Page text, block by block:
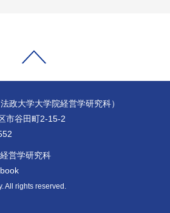
政大学大学院経営学研究科）
市谷田町2-15-2
営学研究科
All rights reserved.